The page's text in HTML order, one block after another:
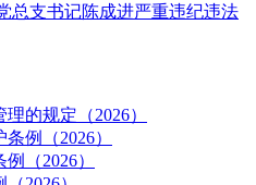
总支书记陈成进严重违纪违法
的规定（2026）
例（2026）
（2026）